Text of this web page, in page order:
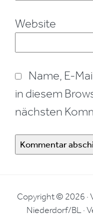
Website
Name, E-
in diesem
nächsten
Copyright © 2026 ·
Niederdorf/BL ·